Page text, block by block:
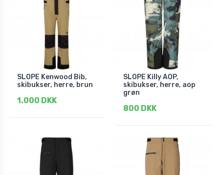
SLOPE Kenwood Bib,
skibukser, herre, brun
1.000 DKK
SLOPE Killy AOP,
skibukser, herre, aop
grøn
800 DKK